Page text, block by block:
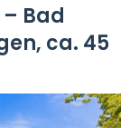
Bad
ca. 45